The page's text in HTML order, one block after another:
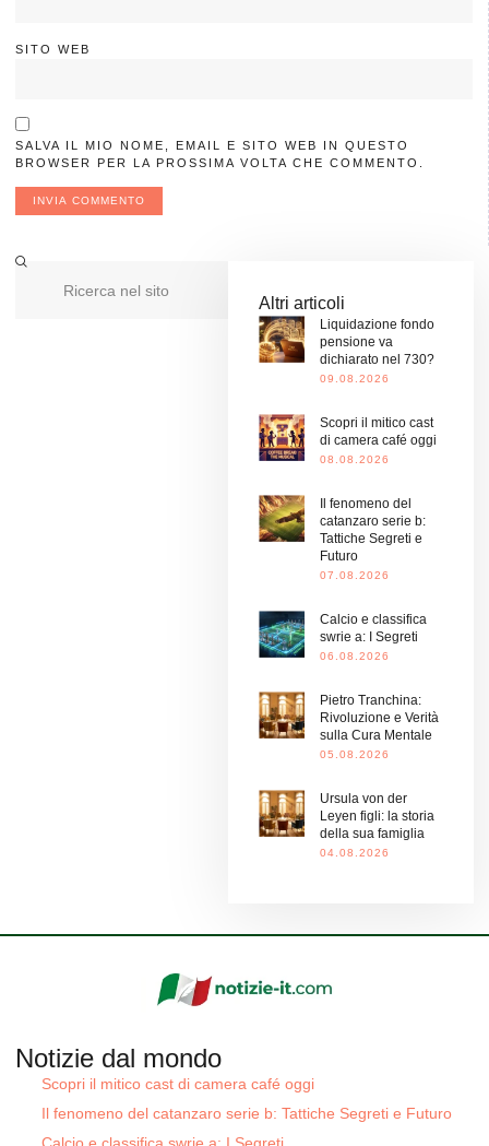
SITO WEB
SALVA IL MIO NOME, EMAIL E SITO WEB IN QUESTO
BROWSER PER LA PROSSIMA VOLTA CHE COMMENTO.
Altri articoli
Liquidazione fondo
pensione va
dichiarato nel 730?
09.08.2026
Scopri il mitico cast
di camera café oggi
08.08.2026
Il fenomeno del
catanzaro serie b:
Tattiche Segreti e
Futuro
07.08.2026
Calcio e classifica
swrie a: I Segreti
06.08.2026
Pietro Tranchina:
Rivoluzione e Verità
sulla Cura Mentale
05.08.2026
Ursula von der
Leyen figli: la storia
della sua famiglia
04.08.2026
Notizie dal mondo
Scopri il mitico cast di camera café oggi
Il fenomeno del catanzaro serie b: Tattiche Segreti e Futuro